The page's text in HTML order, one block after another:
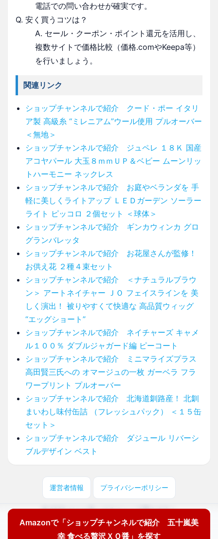
電話での問い合わせが確実です。
Q. 安く買うコツは？
A. セール・クーポン・ポイント還元を活用し、
複数サイトで価格比較（価格.comやKeepa等）
を行いましょう。
関連リンク
ショップチャンネルで紹介 クード・ポー イタリ
ア製 高級糸 “ミレニアム”ウール使用 プルオーバー
＜無地＞
ショップチャンネルで紹介 ジュペレ １８Ｋ 国産
アコヤパール 大玉８ｍｍＵＰ＆ベビー ムーンリッ
トハーモニー ネックレス
ショップチャンネルで紹介 お庭やベランダを 手
軽に美しくライトアップ ＬＥＤガーデン ソーラー
ライト ピッコロ ２個セット ＜球体＞
ショップチャンネルで紹介 ギンカウィンカ グロ
グランバレッタ
ショップチャンネルで紹介 お花屋さんが監修！
お供え花 ２種４束セット
ショップチャンネルで紹介 ＜ナチュラルブラウ
ン＞ アートネイチャー ＪＯ フェイスラインを 美
しく演出！ 被りやすくて快適な 高品質ウィッグ
“エッグショート”
ショップチャンネルで紹介 ネイチャーズ キャメ
ル１００％ ダブルジャガード編 ピーコート
ショップチャンネルで紹介 ミニマライズプラス
高田賢三氏への オマージュの一枚 ガーベラ フラ
ワープリント プルオーバー
ショップチャンネルで紹介 北海道釧路産！ 北釧
まいわし味付缶詰 （フレッシュパック） ＜１５缶
セット＞
ショップチャンネルで紹介 ダジュール リバーシ
ブルデザイン ベスト
Amazonで「ショップチャンネルで紹介 五十嵐美
幸 食べる贅沢ＸＯ醤」を探す
運営者情報 プライバシーポリシー
© 2025 どこに売ってる？ここで買えます！